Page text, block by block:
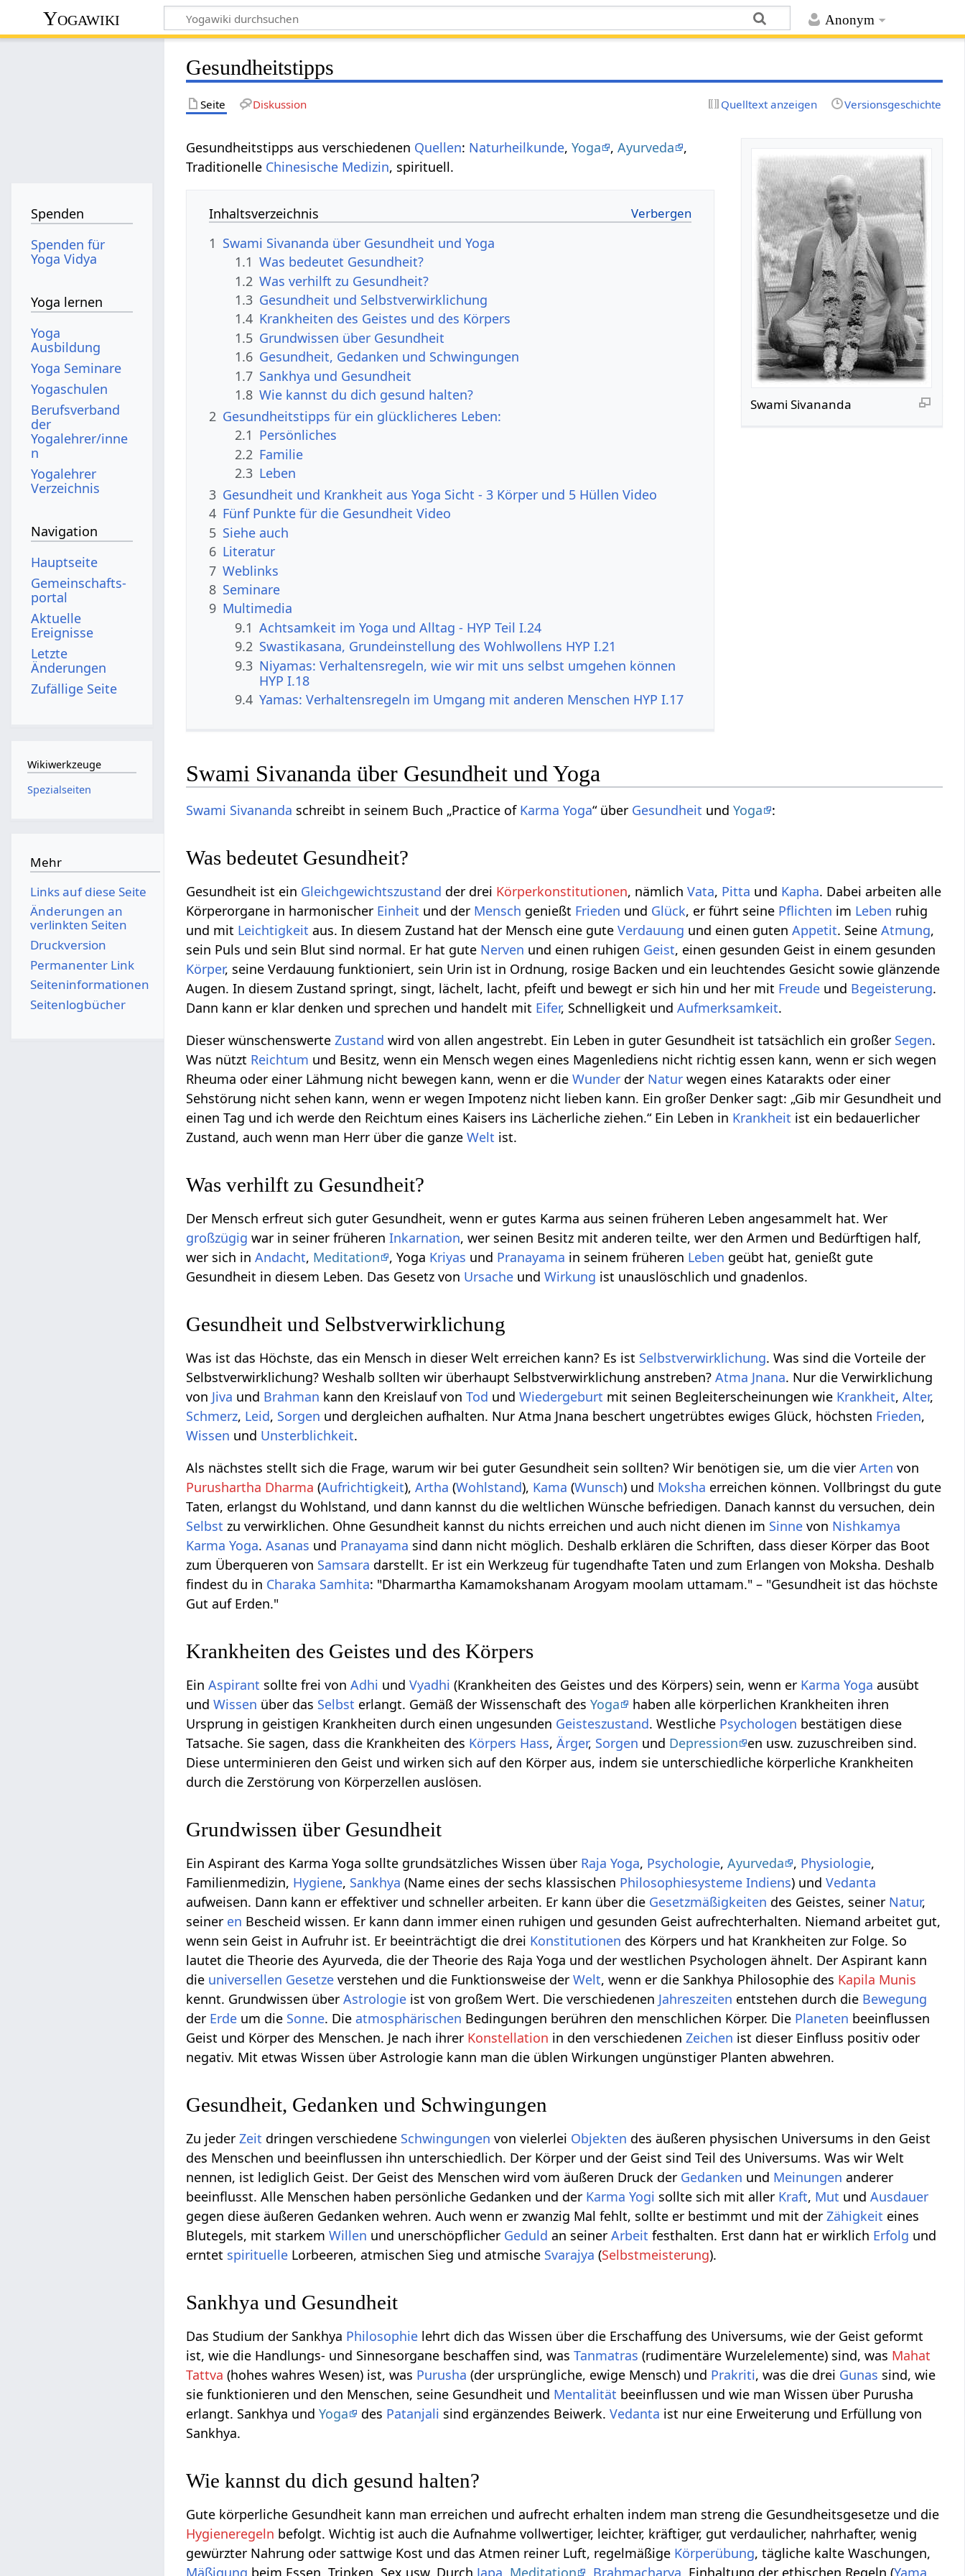
Anonym
Yogawiki
Gesundheitstipps
Seite Diskussion Quelltext anzeigen Versionsgeschichte
Swami Sivananda
Gesundheitstipps aus verschiedenen Quellen: Naturheilkunde,Yoga ,Ayurveda
,
Traditionelle Chinesische Medizin, spirituell.
Inhaltsverzeichnis
1 Swami Sivananda über Gesundheit und Yoga
1.1 Was bedeutet Gesundheit?
1.2 Was verhilft zu Gesundheit?
1.3 Gesundheit und Selbstverwirklichung
1.4 Krankheiten des Geistes und des Körpers
1.5 Grundwissen über Gesundheit
1.6 Gesundheit, Gedanken und Schwingungen
1.7 Sankhya und Gesundheit
1.8 Wie kannst du dich gesund halten?
2 Gesundheitstipps für ein glücklicheres Leben:
2.1 Persönliches
2.2 Familie
2.3 Leben
3 Gesundheit und Krankheit aus Yoga Sicht - 3 Körper und 5 Hüllen Video
4 Fünf Punkte für die Gesundheit Video
5 Siehe auch
6 Literatur
7 Weblinks
8 Seminare
9 Multimedia
9.1 Achtsamkeit im Yoga und Alltag - HYP Teil I.24
9.2 Swastikasana, Grundeinstellung des Wohlwollens HYP I.21
9.3 Niyamas: Verhaltensregeln, wie wir mit uns selbst umgehen können
HYP I.18
9.4 Yamas: Verhaltensregeln im Umgang mit anderen Menschen HYP I.17
Swami Sivananda über Gesundheit und Yoga
Swami Sivananda schreibt in seinem Buch „Practice of Karma Yoga“ über Gesundheit undYoga :
Was bedeutet Gesundheit?
Gesundheit ist ein Gleichgewichtszustand der drei Körperkonstitutionen, nämlichVata, Pitta und Kapha. Dabei arbeiten alle
Körperorgane in harmonischer Einheit und der Mensch genießt Frieden und Glück, er führt seine Pflichten im Leben ruhig
und mit Leichtigkeit aus. In diesem Zustand hat der Mensch eine guteVerdauung und einen gutenAppetit. SeineAtmung,
sein Puls und sein Blut sind normal. Er hat gute Nerven und einen ruhigen Geist, einen gesunden Geist in einem gesunden
Körper, seine Verdauung funktioniert, sein Urin ist in Ordnung, rosige Backen und ein leuchtendes Gesicht sowie glänzende
Augen. In diesem Zustand springt, singt, lächelt, lacht, pfeift und bewegt er sich hin und her mit Freude und Begeisterung.
Dann kann er klar denken und sprechen und handelt mit Eifer, Schnelligkeit undAufmerksamkeit.
Dieser wünschenswerteZustand wird von allen angestrebt. Ein Leben in guter Gesundheit ist tatsächlich ein großer Segen.
Was nützt Reichtum und Besitz, wenn ein Mensch wegen eines Magenlediens nicht richtig essen kann, wenn er sich wegen
Rheuma oder einer Lähmung nicht bewegen kann, wenn er dieWunder der Natur wegen eines Katarakts oder einer
Sehstörung nicht sehen kann, wenn er wegen Impotenz nicht lieben kann. Ein großer Denker sagt: „Gib mir Gesundheit und
einen Tag und ich werde den Reichtum eines Kaisers ins Lächerliche ziehen.“ Ein Leben in Krankheit ist ein bedauerlicher
Zustand, auch wenn man Herr über die ganzeWelt ist.
Was verhilft zu Gesundheit?
Der Mensch erfreut sich guter Gesundheit, wenn er gutes Karma aus seinen früheren Leben angesammelt hat. Wer
großzügig war in seiner früherenInkarnation, wer seinen Besitz mit anderen teilte, wer den Armen und Bedürftigen half,
wer sich inAndacht, Meditation , Yoga Kriyas und Pranayama in seinem früheren Leben geübt hat, genießt gute
Gesundheit in diesem Leben. Das Gesetz von Ursache undWirkung ist unauslöschlich und gnadenlos.
Gesundheit und Selbstverwirklichung
Was ist das Höchste, das ein Mensch in dieser Welt erreichen kann? Es ist Selbstverwirklichung. Was sind die Vorteile der
Selbstverwirklichung? Weshalb sollten wir überhaupt Selbstverwirklichung anstreben?Atma Jnana. Nur die Verwirklichung
von Jiva und Brahman kann den Kreislauf vonTod undWiedergeburt mit seinen Begleiterscheinungen wie Krankheit,Alter,
Schmerz, Leid, Sorgen und dergleichen aufhalten. Nur Atma Jnana beschert ungetrübtes ewiges Glück, höchsten Frieden,
Wissen und Unsterblichkeit.
Als nächstes stellt sich die Frage, warum wir bei guter Gesundheit sein sollten? Wir benötigen sie, um die vierArten von
Purushartha Dharma (Aufrichtigkeit),Artha (Wohlstand), Kama (Wunsch) und Moksha erreichen können. Vollbringst du gute
Taten, erlangst du Wohlstand, und dann kannst du die weltlichen Wünsche befriedigen. Danach kannst du versuchen, dein
Selbst zu verwirklichen. Ohne Gesundheit kannst du nichts erreichen und auch nicht dienen im Sinne von Nishkamya
Karma Yoga.Asanas und Pranayama sind dann nicht möglich. Deshalb erklären die Schriften, dass dieser Körper das Boot
zum Überqueren von Samsara darstellt. Er ist ein Werkzeug für tugendhafte Taten und zum Erlangen von Moksha. Deshalb
findest du in Charaka Samhita: "Dharmartha Kamamokshanam Arogyam moolam uttamam." – "Gesundheit ist das höchste
Gut auf Erden."
Krankheiten des Geistes und des Körpers
EinAspirant sollte frei vonAdhi undVyadhi (Krankheiten des Geistes und des Körpers) sein, wenn er Karma Yoga ausübt
undWissen über das Selbst erlangt. Gemäß der Wissenschaft desYoga
haben alle körperlichen Krankheiten ihren
Ursprung in geistigen Krankheiten durch einen ungesunden Geisteszustand. Westliche Psychologen bestätigen diese
Tatsache. Sie sagen, dass die Krankheiten des Körpers Hass,Ärger, Sorgen und Depression
en usw. zuzuschreiben sind.
Diese unterminieren den Geist und wirken sich auf den Körper aus, indem sie unterschiedliche körperliche Krankheiten
durch die Zerstörung von Körperzellen auslösen.
Grundwissen über Gesundheit
Ein Aspirant des Karma Yoga sollte grundsätzliches Wissen über Raja Yoga, Psychologie,Ayurveda , Physiologie,
Familienmedizin, Hygiene, Sankhya (Name eines der sechs klassischen Philosophiesysteme Indiens) undVedanta
aufweisen. Dann kann er effektiver und schneller arbeiten. Er kann über die Gesetzmäßigkeiten des Geistes, seiner Natur,
seiner en Bescheid wissen. Er kann dann immer einen ruhigen und gesunden Geist aufrechterhalten. Niemand arbeitet gut,
wenn sein Geist in Aufruhr ist. Er beeinträchtigt die drei Konstitutionen des Körpers und hat Krankheiten zur Folge. So
lautet die Theorie des Ayurveda, die der Theorie des Raja Yoga und der westlichen Psychologen ähnelt. Der Aspirant kann
die universellen Gesetze verstehen und die Funktionsweise derWelt, wenn er die Sankhya Philosophie des Kapila Munis
kennt. Grundwissen überAstrologie ist von großem Wert. Die verschiedenen Jahreszeiten entstehen durch die Bewegung
der Erde um die Sonne. Die atmosphärischen Bedingungen berühren den menschlichen Körper. Die Planeten beeinflussen
Geist und Körper des Menschen. Je nach ihrer Konstellation in den verschiedenenZeichen ist dieser Einfluss positiv oder
negativ. Mit etwas Wissen über Astrologie kann man die üblen Wirkungen ungünstiger Planten abwehren.
Gesundheit, Gedanken und Schwingungen
Zu jederZeit dringen verschiedene Schwingungen von vielerlei Objekten des äußeren physischen Universums in den Geist
des Menschen und beeinflussen ihn unterschiedlich. Der Körper und der Geist sind Teil des Universums. Was wir Welt
nennen, ist lediglich Geist. Der Geist des Menschen wird vom äußeren Druck der Gedanken und Meinungen anderer
beeinflusst. Alle Menschen haben persönliche Gedanken und der Karma Yogi sollte sich mit aller Kraft, Mut undAusdauer
gegen diese äußeren Gedanken wehren. Auch wenn er zwanzig Mal fehlt, sollte er bestimmt und mit derZähigkeit eines
Blutegels, mit starkemWillen und unerschöpflicher Geduld an seinerArbeit festhalten. Erst dann hat er wirklich Erfolg und
erntet spirituelle Lorbeeren, atmischen Sieg und atmische Svarajya (Selbstmeisterung).
Sankhya und Gesundheit
Das Studium der Sankhya Philosophie lehrt dich das Wissen über die Erschaffung des Universums, wie der Geist geformt
ist, wie die Handlungs- und Sinnesorgane beschaffen sind, wasTanmatras (rudimentäre Wurzelelemente) sind, was Mahat
Tattva (hohes wahres Wesen) ist, was Purusha (der ursprüngliche, ewige Mensch) und Prakriti, was die drei Gunas sind, wie
sie funktionieren und den Menschen, seine Gesundheit und Mentalität beeinflussen und wie man Wissen über Purusha
erlangt. Sankhya undYoga des Patanjali sind ergänzendes Beiwerk.Vedanta ist nur eine Erweiterung und Erfüllung von
Sankhya.
Wie kannst du dich gesund halten?
Gute körperliche Gesundheit kann man erreichen und aufrecht erhalten indem man streng die Gesundheitsgesetze und die
Hygieneregeln befolgt. Wichtig ist auch die Aufnahme vollwertiger, leichter, kräftiger, gut verdaulicher, nahrhafter, wenig
gewürzter Nahrung oder sattwige Kost und das Atmen reiner Luft, regelmäßige Körperübung, tägliche kalte Waschungen,
Spenden
Spenden für
Yoga Vidya
Yoga lernen
Yoga
Ausbildung
Yoga Seminare
Yogaschulen
Berufsverband
der
Yogalehrer/inne
n
Yogalehrer
Verzeichnis
Navigation
Hauptseite
Gemeinschafts­
portal
Aktuelle
Ereignisse
Letzte
Änderungen
Zufällige Seite
Wikiwerkzeuge
Spezialseiten
Mehr
Links auf diese Seite
Änderungen an
verlinkten Seiten
Druckversion
Permanenter Link
Seiten­­informationen
Seitenlogbücher